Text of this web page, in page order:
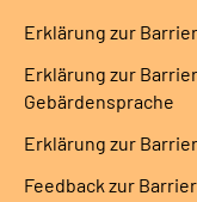
Erklärung zur
Erklärung zur
Gebärdensprache
Erklärung zur
Feedback zur